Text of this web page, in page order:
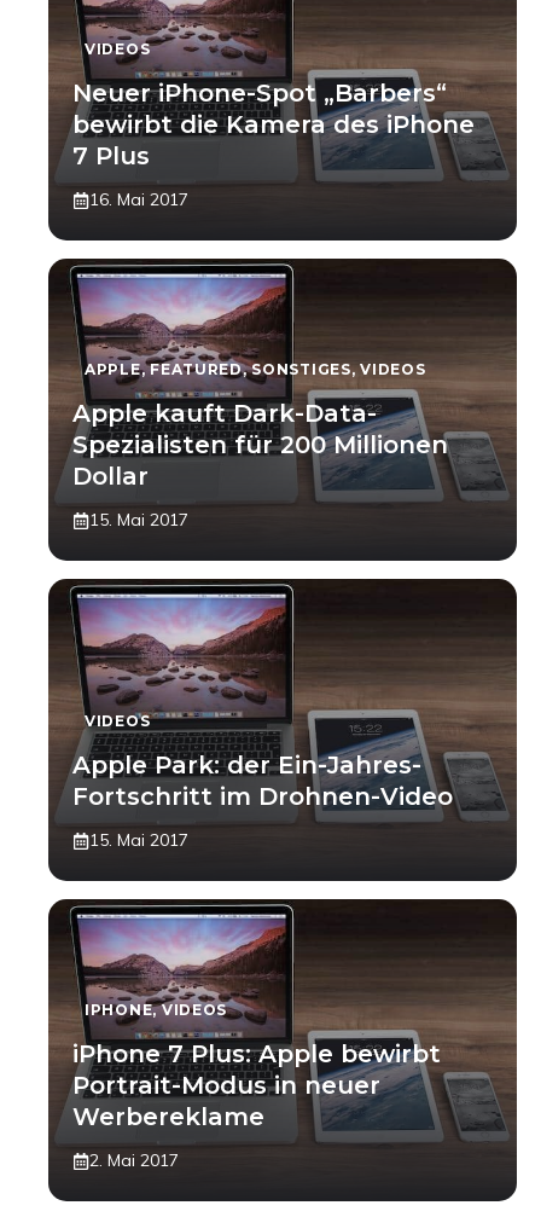
VIDEOS
Neuer iPhone-Spot „Barbers“
bewirbt die Kamera des iPhone
7 Plus
16. Mai 2017
APPLE,FEATURED,SONSTIGES,VIDEOS
Apple kauft Dark-Data-
Spezialisten für 200 Millionen
Dollar
15. Mai 2017
VIDEOS
Apple Park: der Ein-Jahres-
Fortschritt im Drohnen-Video
15. Mai 2017
IPHONE,VIDEOS
iPhone 7 Plus: Apple bewirbt
Portrait-Modus in neuer
Werbereklame
2. Mai 2017